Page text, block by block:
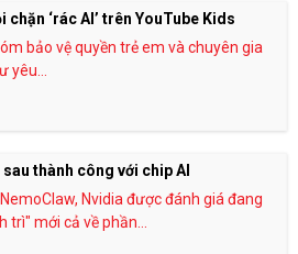
‘rác AI’ trên YouTube Kids
bảo vệ quyền trẻ em và chuyên gia
yêu...
sau thành công với chip AI
Nvidia được đánh giá đang
trì" mới cả về phần...